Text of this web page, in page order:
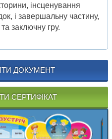
інсценування
і завершальну частину,
заключну гру.
ДОКУМЕНТ
СЕРТИФІКАТ